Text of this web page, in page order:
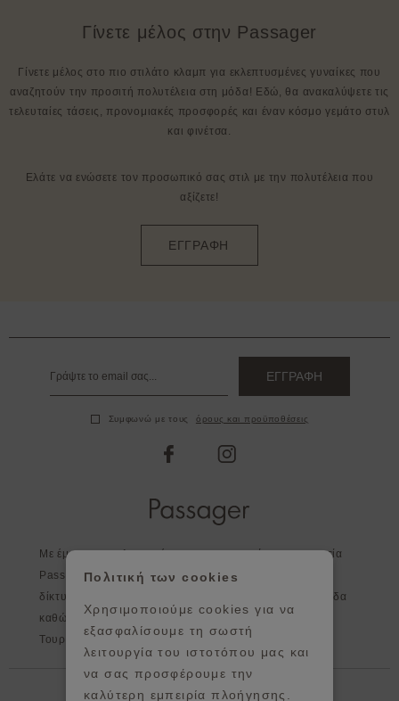
Γίνετε μέλος στην Passager
Γίνετε μέλος στο πιο στιλάτο κλαμπ για εκλεπτυσμένες γυναίκες που
αναζητούν την προσιτή πολυτέλεια στη μόδα! Εδώ, θα ανακαλύψετε τις
τελευταίες τάσεις, προνομιακές προσφορές και έναν κόσμο γεμάτο στυλ
και φινέτσα.
Ελάτε να ενώσετε τον προσωπικό σας στιλ με την πολυτέλεια που
αξίζετε!
ΕΓΓΡΑΦΗ
ΕΓΓΡΑΦΗ
Συμφωνώ με τους όρους και προϋποθέσεις
facebookinstagram
Με έμφαση στη λεπτομέρεια και στην ποιότητα η εταιρεία
Passager, εκτός από τα καταστήματα της, διευρύνει το
δίκτυο της σε επιλεγμένα καταστήματα σε όλη την Ελλάδα
καθώς και στο εξωτερικό - Κύπρος, Αγγλία, Ισπανία,
Τουρκία, Πορτογαλία, Ιρλανδία, Γερμανία.
Βοήθεια
Πολιτική των cookies
Χρησιμοποιούμε cookies για να
εξασφαλίσουμε τη σωστή
λειτουργία του ιστοτόπου μας και
να σας προσφέρουμε την
καλύτερη εμπειρία πλοήγησης.